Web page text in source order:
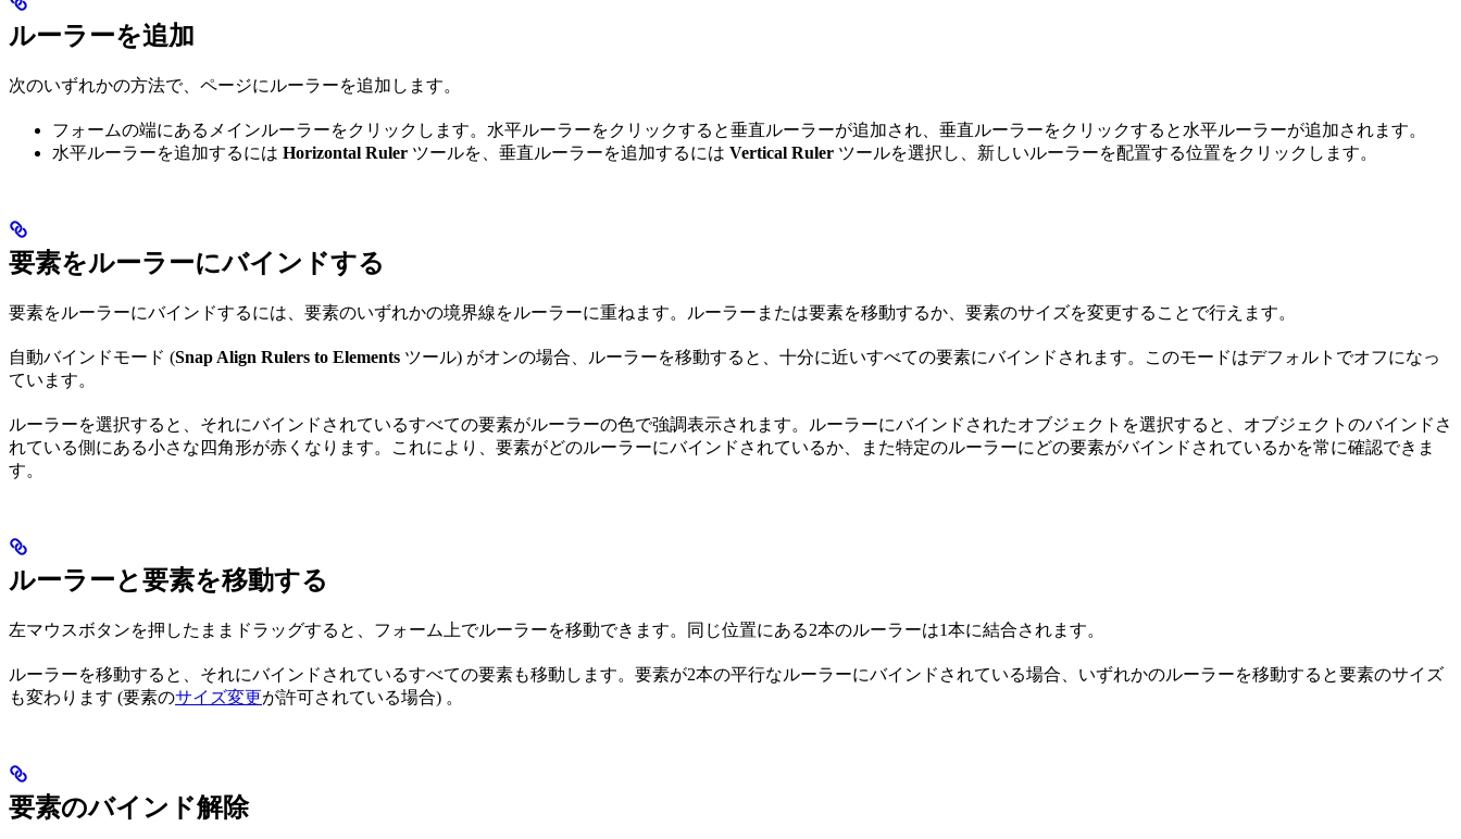
ルーラーを追加
次のいずれかの方法で、ページにルーラーを追加します。
フォームの端にあるメインルーラーをクリックします。水平ルーラーをクリックすると垂直ルーラーが追加され、垂直ルーラーをクリックすると水平ルーラーが追加されます。
水平ルーラーを追加するには Horizontal Ruler ツールを、垂直ルーラーを追加するには Vertical Ruler ツールを選択し、新しいルーラーを配置する位置をクリックします。
要素をルーラーにバインドする
要素をルーラーにバインドするには、要素のいずれかの境界線をルーラーに重ねます。ルーラーまたは要素を移動するか、要素のサイズを変更することで行えます。
自動バインドモード (Snap Align Rulers to Elements ツール) がオンの場合、ルーラーを移動すると、十分に近いすべての要素にバインドされます。このモードはデフォルトでオフになっ
ています。
ルーラーを選択すると、それにバインドされているすべての要素がルーラーの色で強調表示されます。ルーラーにバインドされたオブジェクトを選択すると、オブジェクトのバインドさ
れている側にある小さな四角形が赤くなります。これにより、要素がどのルーラーにバインドされているか、また特定のルーラーにどの要素がバインドされているかを常に確認できま
す。
ルーラーと要素を移動する
左マウスボタンを押したままドラッグすると、フォーム上でルーラーを移動できます。同じ位置にある2本のルーラーは1本に結合されます。
ルーラーを移動すると、それにバインドされているすべての要素も移動します。要素が2本の平行なルーラーにバインドされている場合、いずれかのルーラーを移動すると要素のサイズ
も変わります (要素のサイズ変更が許可されている場合) 。
要素のバインド解除